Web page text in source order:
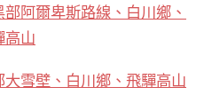
阿爾卑斯路線、白川鄉、
高山
雪壁、白川鄉、飛驒高山